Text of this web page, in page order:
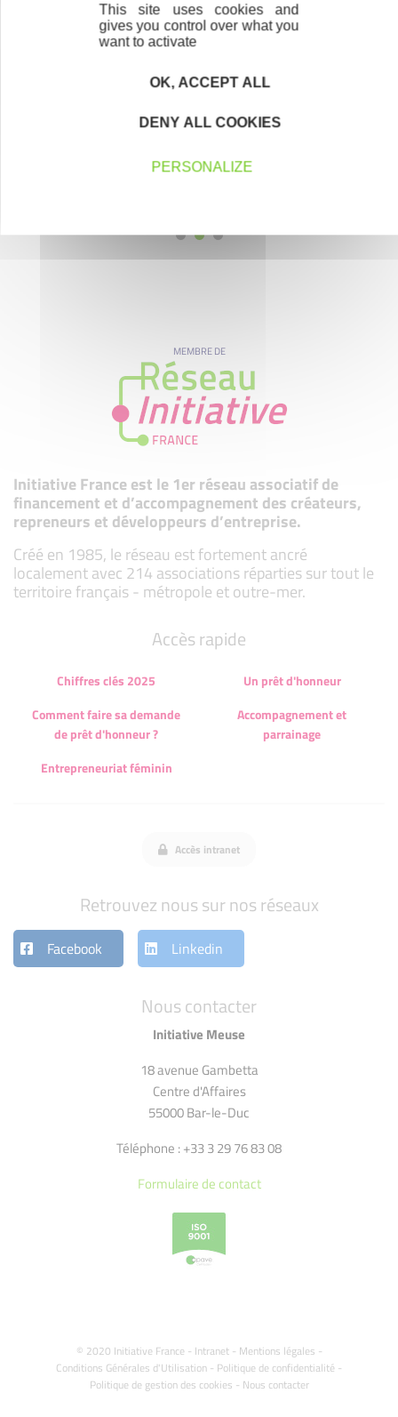
Nos partenaires
MEMBRE DE
Initiative France est le 1er réseau associatif de
financement et d’accompagnement des créateurs,
repreneurs et développeurs d’entreprise.
Créé en 1985, le réseau est fortement ancré
localement avec 214 associations réparties sur tout le
territoire français - métropole et outre-mer.
Nous contacter
Initiative Meuse
18 avenue Gambetta
Centre d'Affaires
55000 Bar-le-Duc
Téléphone : +33 3 29 76 83 08
Formulaire de contact
© 2020 Initiative France - Intranet- Mentions légales -
Conditions Générales d'Utilisation - Politique de confidentialité -
Politique de gestion des cookies - Nous contacter
Accès rapide
Chiffres clés 2025
Un prêt d'honneur
Comment faire sa demande
de prêt d'honneur ?
Accompagnement et
parrainage
Entrepreneuriat féminin
Accès intranet
Retrouvez nous sur nos réseaux
Facebook Linkedin
This site uses cookies and
gives you control over what you
want to activate
OK, ACCEPT ALL
DENY ALL COOKIES
PERSONALIZE